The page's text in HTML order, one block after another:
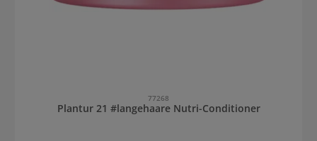
77268
Plantur 21 #langehaare Nutri-Conditioner